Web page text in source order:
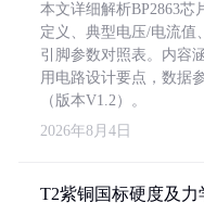
本文详细解析BP2863
定义、典型电压/电流值
引脚参数对照表。内容
用电路设计要点，数据
（版本V1.2）。
2026年8月4日
T2紫铜国标硬度及力